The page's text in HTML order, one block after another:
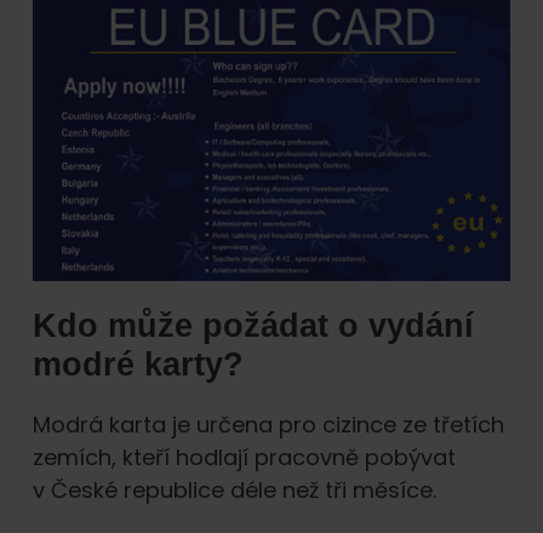
Kdo může požádat o vydání
modré karty?
Modrá karta je určena pro cizince ze třetích
zemích, kteří hodlají pracovně pobývat
v České republice déle než tři měsíce.